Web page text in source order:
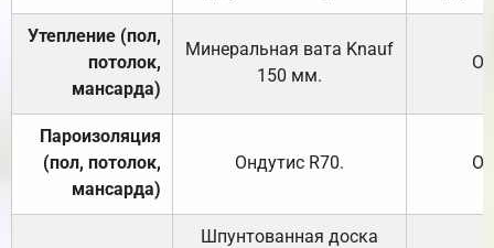
Утепление (пол,
потолок,
мансарда)
Минеральная вата Knauf
150 мм.
Пароизоляция
(пол, потолок,
мансарда)
Ондутис R70.
Шпунтованная доска